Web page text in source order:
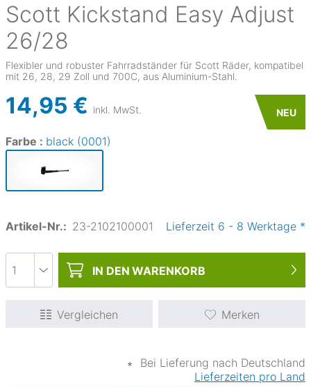
Scott Kickstand Easy Adjust
26/28
Flexibler und robuster Fahrradständer für Scott Räder, kompatibel
mit 26, 28, 29 Zoll und 700C, aus Aluminium-Stahl.
14,95 € inkl. MwSt. NEU
Farbe : black (0001)
Artikel-Nr.: 23-2102100001 Lieferzeit 6 - 8 Werktage *
IN DEN WARENKORB
Vergleichen Merken
∗
Bei Lieferung nach Deutschland
Lieferzeiten pro Land